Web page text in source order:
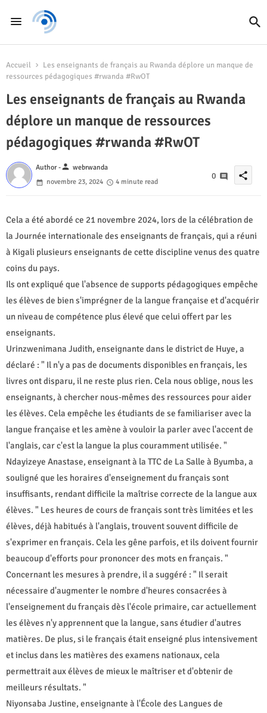
Accueil
Les enseignants de français au Rwanda déplore un manque de
ressources pédagogiques #rwanda #RwOT
Les enseignants de français au Rwanda
déplore un manque de ressources
pédagogiques #rwanda #RwOT
Author -person webrwanda
novembre 23, 2024
4 minute read
0 share
Cela a été abordé ce 21 novembre 2024, lors de la célébration de
la Journée internationale des enseignants de français, qui a réuni
à Kigali plusieurs enseignants de cette discipline venus des quatre
coins du pays.
Ils ont expliqué que l'absence de supports pédagogiques empêche
les élèves de bien s'imprégner de la langue française et d'acquérir
un niveau de compétence plus élevé que celui offert par les
enseignants.
Urinzwenimana Judith, enseignante dans le district de Huye, a
déclaré : " Il n'y a pas de documents disponibles en français, les
livres ont disparu, il ne reste plus rien. Cela nous oblige, nous les
enseignants, à chercher nous-mêmes des ressources pour aider
les élèves. Cela empêche les étudiants de se familiariser avec la
langue française et les amène à vouloir la parler avec l'accent de
l'anglais, car c'est la langue la plus couramment utilisée. "
Ndayizeye Anastase, enseignant à la TTC de La Salle à Byumba, a
souligné que les horaires d'enseignement du français sont
insuffisants, rendant difficile la maîtrise correcte de la langue aux
élèves. " Les heures de cours de français sont très limitées et les
élèves, déjà habitués à l'anglais, trouvent souvent difficile de
s'exprimer en français. Cela les gêne parfois, et ils doivent fournir
beaucoup d'efforts pour prononcer des mots en français. "
Concernant les mesures à prendre, il a suggéré : " Il serait
nécessaire d'augmenter le nombre d'heures consacrées à
l'enseignement du français dès l'école primaire, car actuellement
les élèves n'y apprennent que la langue, sans étudier d'autres
matières. De plus, si le français était enseigné plus intensivement
et inclus dans les matières des examens nationaux, cela
permettrait aux élèves de mieux le maîtriser et d'obtenir de
meilleurs résultats. "
Niyonsaba Justine, enseignante à l'École des Langues de